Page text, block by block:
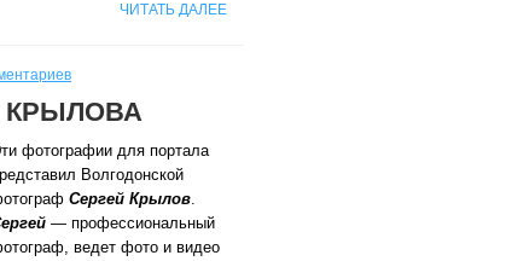
ЧИТАТЬ ДАЛЕЕ
КРЫЛОВА
фотографии для портала
Волгодонской
Сергей Крылов.
— профессиональный
ведет фото и видео